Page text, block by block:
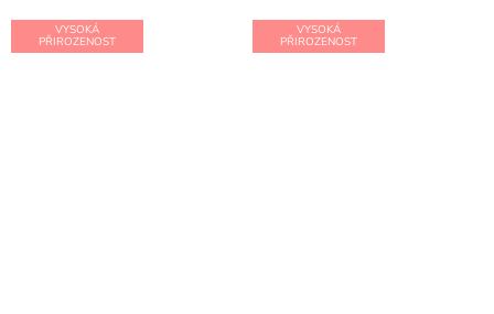
VYSOKÁ
PŘIROZENOST
VYSOKÁ
PŘIROZENOST